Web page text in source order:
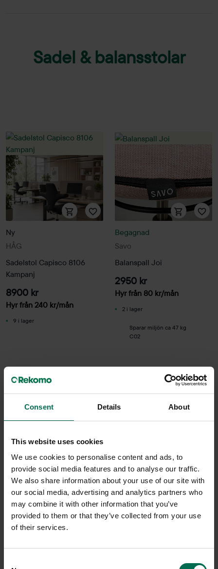
Consent Details About
This website uses cookies
We use cookies to personalise content and ads, to
provide social media features and to analyse our traffic.
We also share information about your use of our site with
our social media, advertising and analytics partners who
may combine it with other information that you’ve
provided to them or that they’ve collected from your use
of their services.
Sadel & balansstolar
HÅG
Ny
Sadelstol Capisco 8106
Kampanj
8900 kr
Hyr från 240 kr/mån
9 i lager
Savo
Begagnad
Balanspall Joi
2950 kr
Hyr från 80 kr/mån
2 i lager
Sparar miljön ca 47 kg
C02
Savo
Begagnad
Balanspall Joi
2950 kr
Hyr från 80kr/mån
4 i lager
Savo
Begagnad
Balanspall Joi
2950 kr
1 i lager
Sparar miljön ca 47 kg